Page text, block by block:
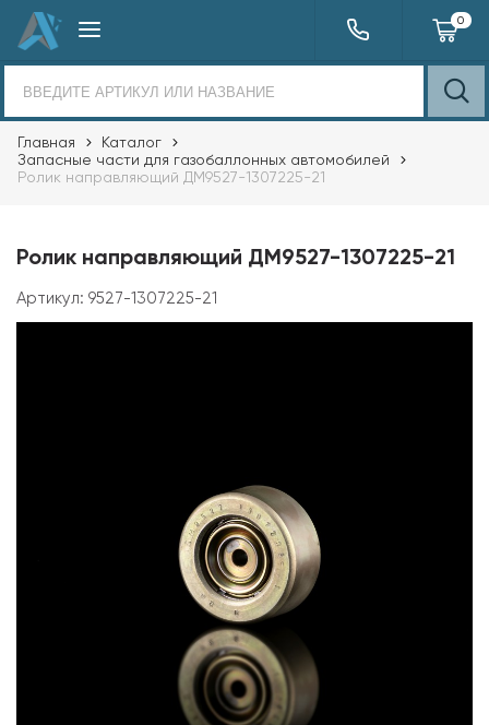
0
Главная
Каталог
Запасные части для газобаллонных автомобилей
Ролик направляющий ДМ9527-1307225-21
Ролик направляющий ДМ9527-1307225-21
Артикул: 9527-1307225-21